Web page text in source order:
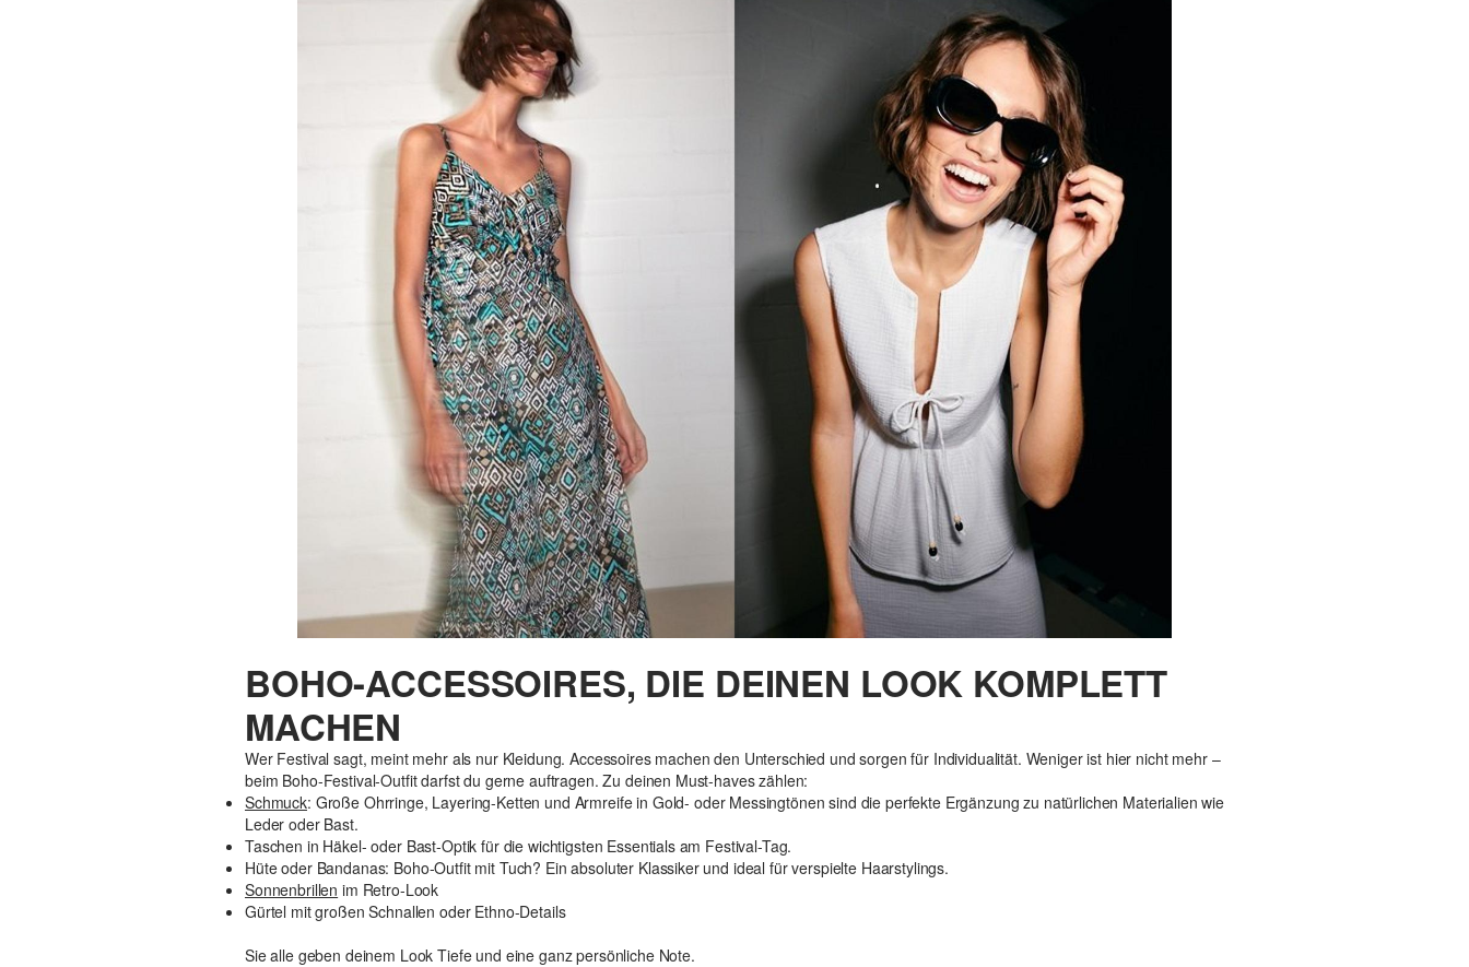
BOHO-ACCESSOIRES, DIE DEINEN LOOK KOMPLETT
MACHEN
Wer Festival sagt, meint mehr als nur Kleidung. Accessoires machen den Unterschied und sorgen für Individualität. Weniger ist hier nicht mehr –
beim Boho-Festival-Outfit darfst du gerne auftragen. Zu deinen Must-haves zählen:
Schmuck: Große Ohrringe, Layering-Ketten und Armreife in Gold- oder Messingtönen sind die perfekte Ergänzung zu natürlichen Materialien wie
Leder oder Bast.
Taschen in Häkel- oder Bast-Optik für die wichtigsten Essentials am Festival-Tag.
Hüte oder Bandanas: Boho-Outfit mit Tuch? Ein absoluter Klassiker und ideal für verspielte Haarstylings.
Sonnenbrillen im Retro-Look
Gürtel mit großen Schnallen oder Ethno-Details
Sie alle geben deinem Look Tiefe und eine ganz persönliche Note.